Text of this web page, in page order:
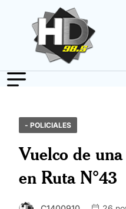
- POLICIALES
Vuelco de
en Ruta N°43